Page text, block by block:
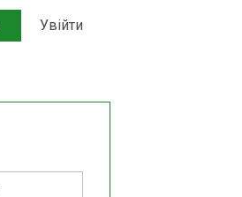
Увійти